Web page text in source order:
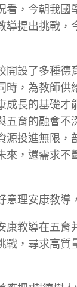
看，今朝我
導提出挑戰
開設了多種
時，為教師供
成長的基礎
五育的融會
投進無限，
來，還需求
意理安康教導
康教導在五
戰，尋求高